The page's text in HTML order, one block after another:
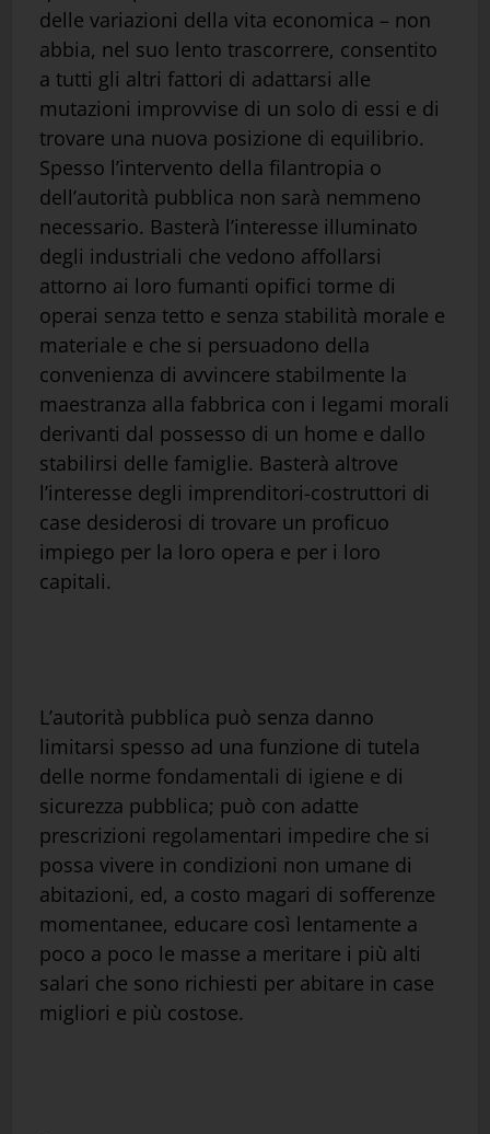
delle variazioni della vita economica – non
abbia, nel suo lento trascorrere, consentito
a tutti gli altri fattori di adattarsi alle
mutazioni improvvise di un solo di essi e di
trovare una nuova posizione di equilibrio.
Spesso l’intervento della filantropia o
dell’autorità pubblica non sarà nemmeno
necessario. Basterà l’interesse illuminato
degli industriali che vedono affollarsi
attorno ai loro fumanti opifici torme di
operai senza tetto e senza stabilità morale e
materiale e che si persuadono della
convenienza di avvincere stabilmente la
maestranza alla fabbrica con i legami morali
derivanti dal possesso di un home e dallo
stabilirsi delle famiglie. Basterà altrove
l’interesse degli imprenditori-costruttori di
case desiderosi di trovare un proficuo
impiego per la loro opera e per i loro
capitali.
L’autorità pubblica può senza danno
limitarsi spesso ad una funzione di tutela
delle norme fondamentali di igiene e di
sicurezza pubblica; può con adatte
prescrizioni regolamentari impedire che si
possa vivere in condizioni non umane di
abitazioni, ed, a costo magari di sofferenze
momentanee, educare così lentamente a
poco a poco le masse a meritare i più alti
salari che sono richiesti per abitare in case
migliori e più costose.